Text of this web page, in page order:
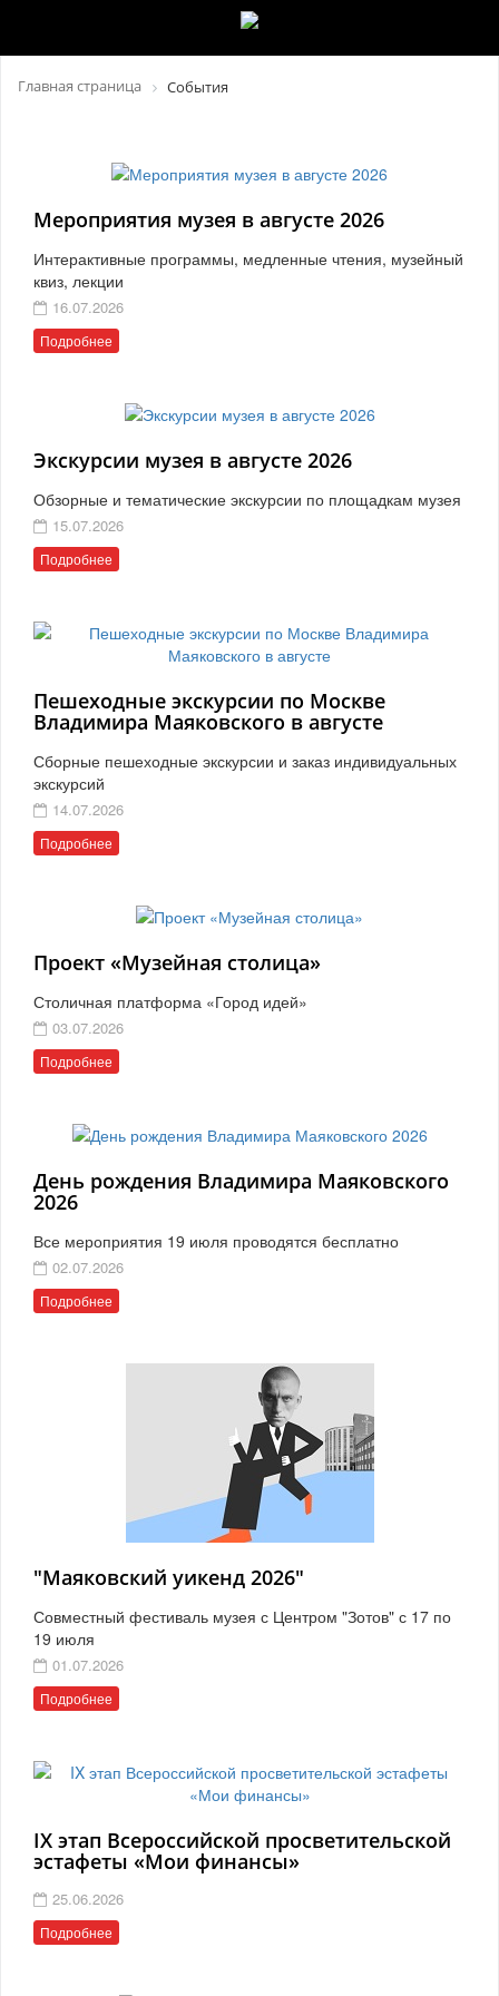
Главная страница События
Мероприятия музея в августе 2026
Интерактивные программы, медленные чтения, музейный
квиз, лекции
16.07.2026
Подробнее
Экскурсии музея в августе 2026
Обзорные и тематические экскурсии по площадкам музея
15.07.2026
Подробнее
Пешеходные экскурсии по Москве
Владимира Маяковского в августе
Сборные пешеходные экскурсии и заказ индивидуальных
экскурсий
14.07.2026
Подробнее
Проект «Музейная столица»
Столичная платформа «Город идей»
03.07.2026
Подробнее
День рождения Владимира Маяковского
2026
Все мероприятия 19 июля проводятся бесплатно
02.07.2026
Подробнее
"Маяковский уикенд 2026"
Совместный фестиваль музея с Центром "Зотов" с 17 по
19 июля
01.07.2026
Подробнее
IX этап Всероссийской просветительской
эстафеты «Мои финансы»
25.06.2026
Подробнее